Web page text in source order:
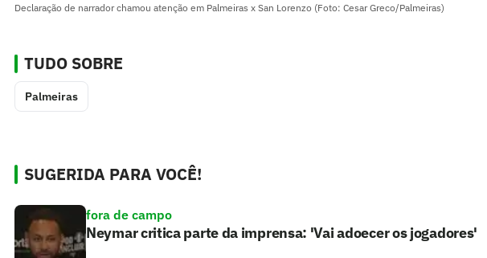
Declaração de narrador chamou atenção em Palmeiras x San Lorenzo (Foto: Cesar Greco/Palmeiras)
TUDO SOBRE
Palmeiras
SUGERIDA PARA VOCÊ!
fora de campo
Neymar critica parte da imprensa: 'Vai adoecer os jogadores'